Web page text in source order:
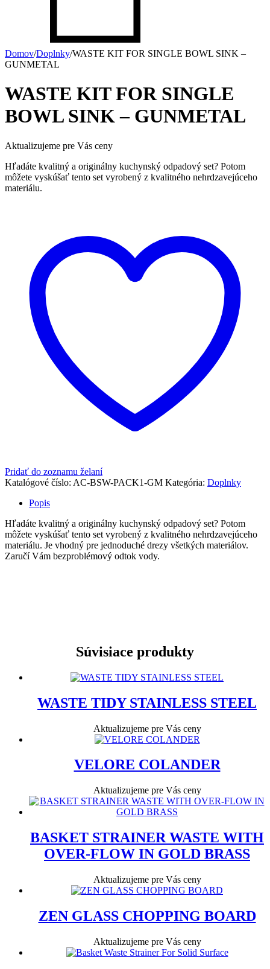
Domov/Doplnky/WASTE KIT FOR SINGLE BOWL SINK –
GUNMETAL
WASTE KIT FOR SINGLE
BOWL SINK – GUNMETAL
Aktualizujeme pre Vás ceny
Hľadáte kvalitný a originálny kuchynský odpadový set? Potom
môžete vyskúšať tento set vyrobený z kvalitného nehrdzavejúceho
materiálu.
Pridať do zoznamu želaní
Katalógové číslo: AC-BSW-PACK1-GM Kategória: Doplnky
Popis
Hľadáte kvalitný a originálny kuchynský odpadový set? Potom
môžete vyskúšať tento set vyrobený z kvalitného nehrdzavejúceho
materiálu. Je vhodný pre jednoduché drezy všetkých materiálov.
Zaručí Vám bezproblémový odtok vody.
Súvisiace produkty
WASTE TIDY STAINLESS STEEL
Aktualizujeme pre Vás ceny
VELORE COLANDER
Aktualizujeme pre Vás ceny
BASKET STRAINER WASTE WITH
OVER-FLOW IN GOLD BRASS
Aktualizujeme pre Vás ceny
ZEN GLASS CHOPPING BOARD
Aktualizujeme pre Vás ceny